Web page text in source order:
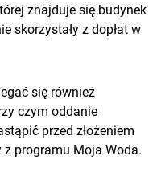
znajduje się budynek
skorzystały z dopłat w
się również
czym oddanie
przed złożeniem
z programu Moja Woda.